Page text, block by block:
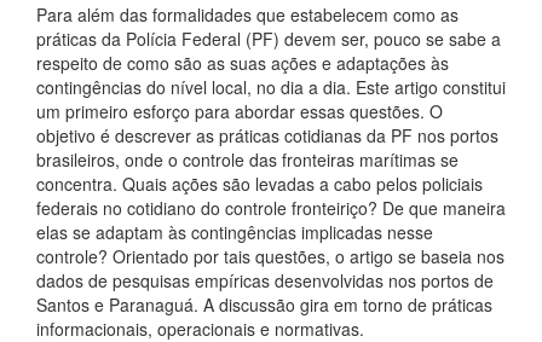
Para além das formalidades que estabelecem como as
práticas da Polícia Federal (PF) devem ser, pouco se sabe a
respeito de como são as suas ações e adaptações às
contingências do nível local, no dia a dia. Este artigo constitui
um primeiro esforço para abordar essas questões. O
objetivo é descrever as práticas cotidianas da PF nos portos
brasileiros, onde o controle das fronteiras marítimas se
concentra. Quais ações são levadas a cabo pelos policiais
federais no cotidiano do controle fronteiriço? De que maneira
elas se adaptam às contingências implicadas nesse
controle? Orientado por tais questões, o artigo se baseia nos
dados de pesquisas empíricas desenvolvidas nos portos de
Santos e Paranaguá. A discussão gira em torno de práticas
informacionais, operacionais e normativas.